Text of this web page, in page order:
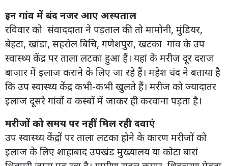
इन गांव में बंद नजर आए अस्पताल
रविवार को संवाददाता ने पड़ताल की तो मामोनी, मुंडियर,
बेहटा, खांडा, सहरोल बिचि, गणेशपुरा, खटका गांव के उप
स्वास्थ्य केंद्र पर ताला लटका हुआ हैं। यहां के मरीज दूर दराज
बाजार में इलाज कराने के लिए जा रहे हैं। महेश चंद ने बताया है
कि उप स्वास्थ्य केंद्र कभी-कभी खुलते हैं। मरीज को ज्यादातर
इलाज दूसरे गांवों व कस्बों में जाकर ही करवाना पड़ता है।
मरीजों को समय पर नहीं मिल रही दवाएं
उप स्वास्थ्य केंद्रों पर ताला लटका होने के कारण मरीजों को
इलाज के लिए शाहाबाद उपखंड मुख्यालय या कोटा बारां